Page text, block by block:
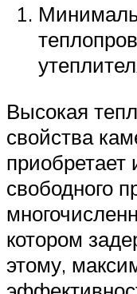
Высокая
свойства
приобретает
свободного
котором
этому,